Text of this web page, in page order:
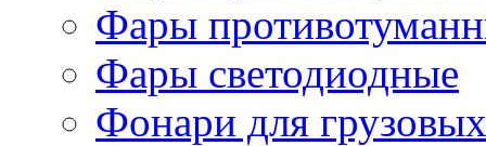
Фары
Фары светодиодные
Фонари для